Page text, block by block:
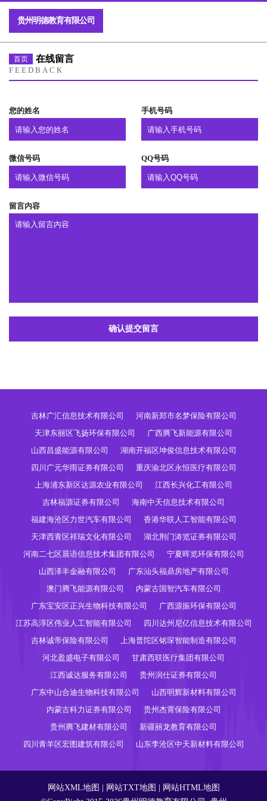
贵州明德教育有限公司
首页 在线留言
FEEDBACK
您的姓名 手机号码
微信号码 QQ号码
留言内容
确认提交留言
吉林广汇信息技术有限公司
河南新郑市名梦保险有限公司
天津东丽区飞扬环保有限公司
广西腾飞新能源有限公司
山西昌盛能源有限公司
湖南开福区坤俊信息技术有限公司
四川广元华雨证券有限公司
重庆渝北区永恒医疗有限公司
上海浦东新区达源农业有限公司
江西长兴化工有限公司
吉林福源证券有限公司
海南中天信息技术有限公司
福建海沧区力世汽车有限公司
香港华联人工智能有限公司
天津西青区祥瑞文化有限公司
湖北荆门涛览证券有限公司
河南二七区晨语信息技术集团有限公司
宁夏晖览环保有限公司
山西泽丰金融有限公司
广东汕头福鼎房地产有限公司
澳门腾飞能源有限公司
内蒙古国智汽车有限公司
广东宝安区正兴生物科技有限公司
广西源振环保有限公司
江苏高淳区伟业人工智能有限公司
四川达州尼亿信息技术有限公司
吉林诚帝保险有限公司
上海普陀区铭琛智能制造有限公司
河北盈盛电子有限公司
甘肃西联医疗集团有限公司
江西诚达服务有限公司
贵州润仕证券有限公司
广东中山合迪生物科技有限公司
山西明辉新材料有限公司
内蒙古科力证券有限公司
贵州杰霄保险有限公司
贵州腾飞建材有限公司
新疆丽龙教育有限公司
四川青羊区宏图建筑有限公司
山东李沧区中天新材料有限公司
网站XML地图 网站TXT地图
网站HTML地图